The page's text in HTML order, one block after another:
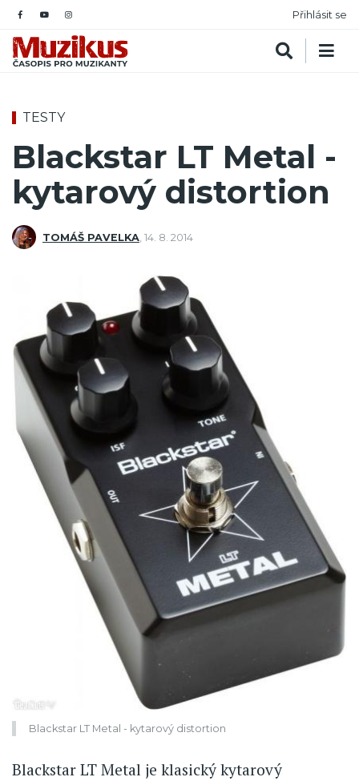
Přihlásit se
TESTY
Blackstar LT Metal -
kytarový distortion
TOMÁŠ PAVELKA 14. 8. 2014
Blackstar LT Metal - kytarový distortion
Blackstar LT Metal je klasický kytarový